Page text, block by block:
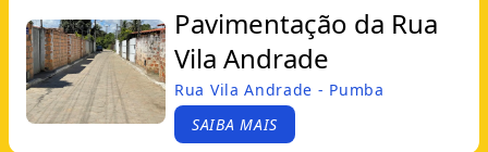
Pavimentação da Rua
Vila Andrade
Rua Vila Andrade - Pumba
SAIBA MAIS